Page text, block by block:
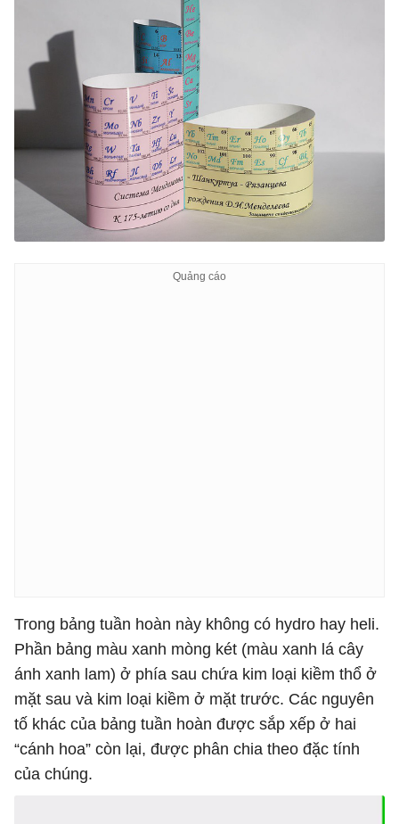
Trong bảng tuần hoàn này không có hydro hay heli.
Phần bảng màu xanh mòng két (màu xanh lá cây
ánh xanh lam) ở phía sau chứa kim loại kiềm thổ ở
mặt sau và kim loại kiềm ở mặt trước. Các nguyên
tố khác của bảng tuần hoàn được sắp xếp ở hai
“cánh hoa” còn lại, được phân chia theo đặc tính
của chúng.